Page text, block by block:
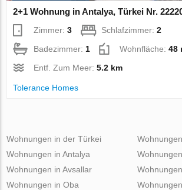
2+1 Wohnung in Antalya, Türkei Nr.
Zimmer:3 Schlafzimmer:2
Badezimmer: 1 Wohnfläche:48
Entf. Zum Meer:5.2 km
Tolerance Homes
Wohnungen in der Türkei
Wohnungen in Antalya
Wohnungen in Avsallar
Wohnungen in Oba